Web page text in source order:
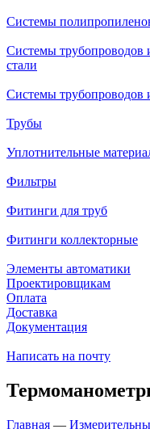
Системы
Системы трубопроводов
стали
Системы трубопроводов
Трубы
Уплотнительные
Фильтры
Фитинги для труб
Фитинги коллекторные
Элементы автоматики
Проектировщикам
Оплата
Доставка
Документация
Написать на почту
Главная —